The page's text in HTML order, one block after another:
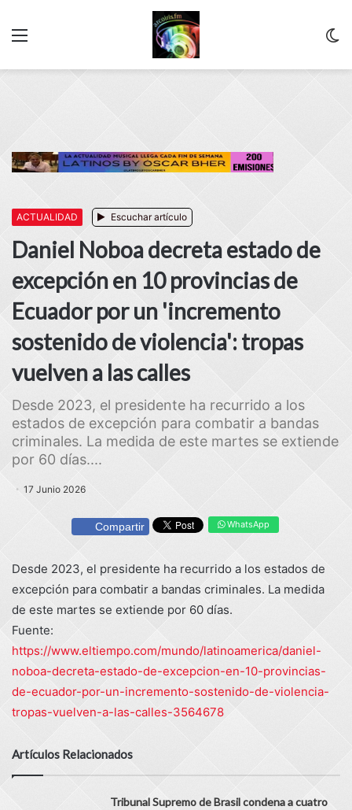
ACTUALIDAD Escuchar artículo
Daniel Noboa decreta estado de
excepción en 10 provincias de
Ecuador por un 'incremento
sostenido de violencia': tropas
vuelven a las calles
Desde 2023, el presidente ha recurrido a los
estados de excepción para combatir a bandas
criminales. La medida de este martes se extiende
por 60 días....
17 Junio 2026
Compartir WhatsApp
Desde 2023, el presidente ha recurrido a los estados de
excepción para combatir a bandas criminales. La medida
de este martes se extiende por 60 días.
Fuente:
https://www.eltiempo.com/mundo/latinoamerica/daniel-
noboa-decreta-estado-de-excepcion-en-10-provincias-
de-ecuador-por-un-incremento-sostenido-de-violencia-
tropas-vuelven-a-las-calles-3564678
Artículos Relacionados
Tribunal Supremo de Brasil condena a cuatro